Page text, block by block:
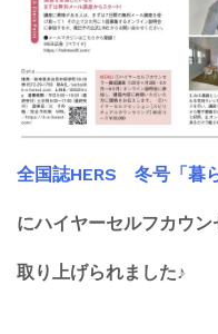
全国誌HERS 冬号「暮
にハイヤーセルフカウ
取り上げられました♪